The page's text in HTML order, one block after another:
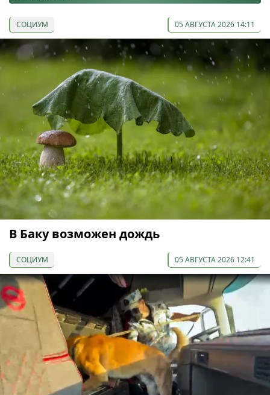
СОЦИУМ 05 АВГУСТА 2026 14:11
В Баку возможен дождь
СОЦИУМ 05 АВГУСТА 2026 12:41